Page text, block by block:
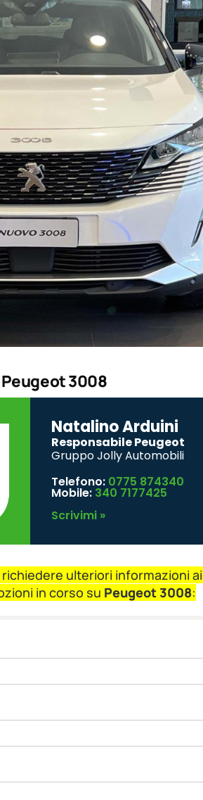
3008
Natalino Arduini
Responsabile Peugeot
Gruppo Jolly Automobili
Telefono: 0775 874340
Mobile: 340 7177425
Scrivimi »
ulteriori informazioni
in corso su Peugeot 3008: